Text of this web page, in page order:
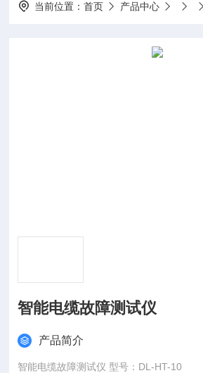
当前位置：首页 产品中心
智能电缆故障测试仪
产品简介
智能电缆故障测试仪 型号：DL-HT-10